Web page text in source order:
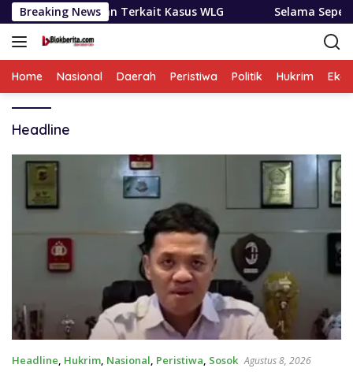
Langsung
ke
konten
Breaking News
Medan Terkait Kasus WLG Selama Sepekan BNNP
Home Nasional Daerah Peristiwa Politik Hukrim
Headline
Headline, Hukrim, Nasional, Peristiwa, Sosok Agustus 8, 2026